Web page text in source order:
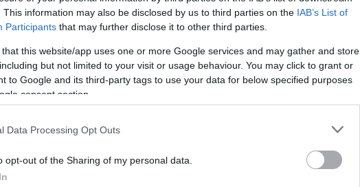
This information may also be disclosed by us to third parties on the IAB’s List of
Participants that may further disclose it to other third parties.
that this website/app uses one or more Google services and may gather and store
but not limited to your visit or usage behaviour. You may click to grant or
to Google and its third-party tags to use your data for below specified purposes
consent section.
Data Processing Opt Outs
opt-out of the Sharing of my personal data.
ο απολογισμός τον
στην Αττική: 14
668 τραυματίες σε
τον Μάιο
άτομα έχασαν τη ζωή
τραυματίστηκαν (12
ΕΛΑΣ: Μειώθηκαν κατά
17,2% τα θανατηφόρα
σχέση με το 2024